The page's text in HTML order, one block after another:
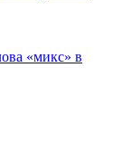
«микс» в